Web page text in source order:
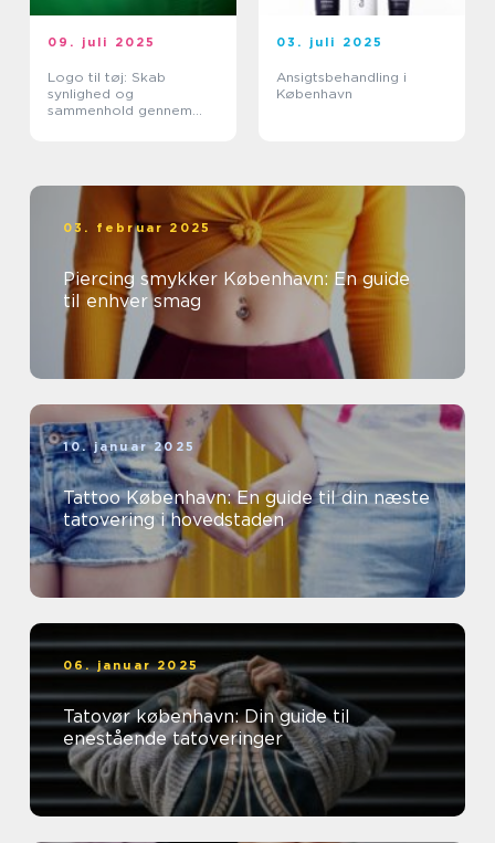
09. juli 2025
Logo til tøj: Skab
synlighed og
sammenhold gennem
03. juli 2025
Ansigtsbehandling i
København
03. februar 2025
Piercing smykker København: En guide
til enhver smag
10. januar 2025
Tattoo København: En guide til din næste
tatovering i hovedstaden
06. januar 2025
Tatovør københavn: Din guide til
enestående tatoveringer